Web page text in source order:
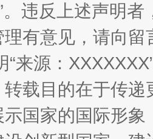
重塑工作
。违反上述声明
有意见，请向
“来源：
转载目的在于传
国家的国际形